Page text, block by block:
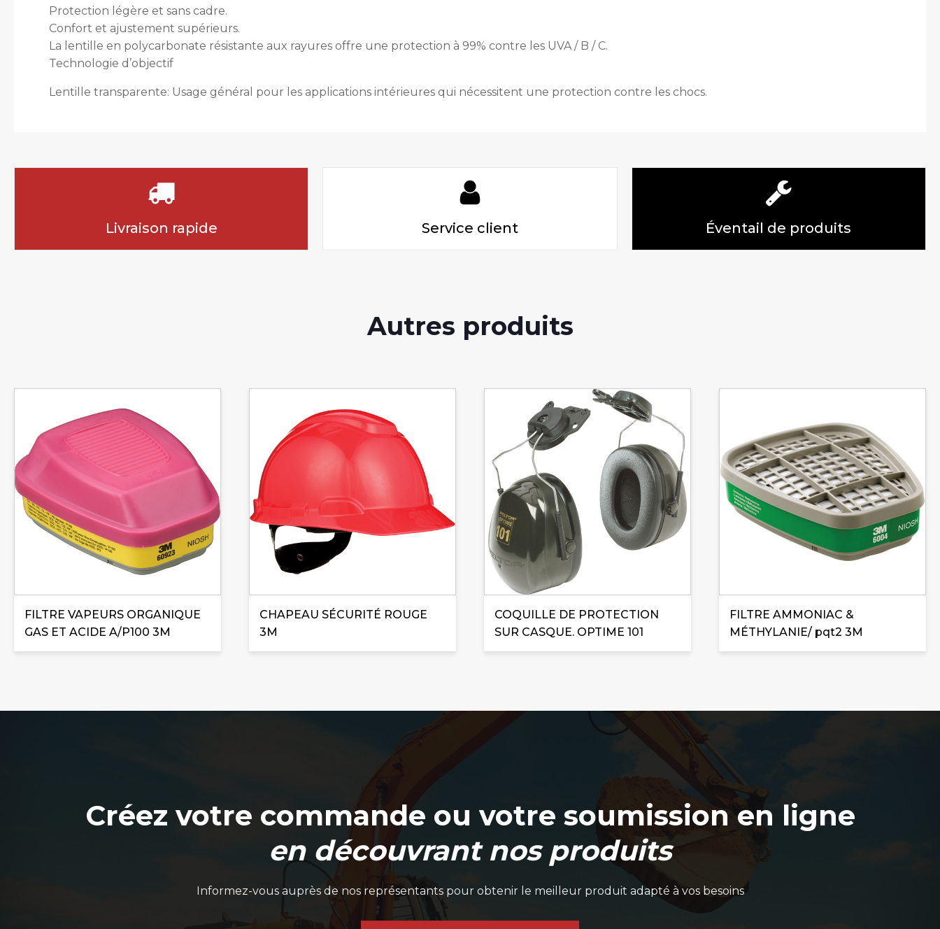
Protection légère et sans cadre.
Confort et ajustement supérieurs.
La lentille en polycarbonate résistante aux rayures offre une protection à 99% contre les UVA / B / C.
Technologie d’objectif
Lentille transparente: Usage général pour les applications intérieures qui nécessitent une protection contre les chocs.
Livraison rapide Service client Éventail de produits
Autres produits
FILTRE VAPEURS ORGANIQUE
GAS ET ACIDE A/P100 3M
CHAPEAU SÉCURITÉ ROUGE
3M
COQUILLE DE PROTECTION
SUR CASQUE. OPTIME 101
FILTRE AMMONIAC &
MÉTHYLANIE/ pqt2 3M
Créez votre commande ou votre soumission en ligne
en découvrant nos produits
Informez-vous auprès de nos représentants pour obtenir le meilleur produit adapté à vos besoins